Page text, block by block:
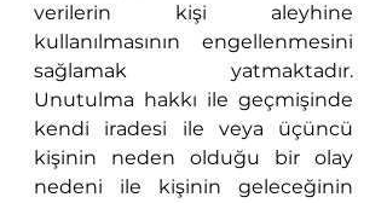
verilerin kişi aleyhine
kullanılmasının engellenmesini
sağlamak yatmaktadır.
Unutulma hakkı ile geçmişinde
kendi iradesi ile veya üçüncü
kişinin neden olduğu bir olay
nedeni ile kişinin geleceğinin